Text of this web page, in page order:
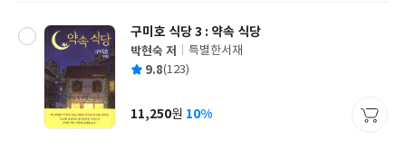
구미호 식당 3 : 약속 식당
글
쓴
박현숙 저
출
사
특별한서재
평 9.8(123)
가
11,250원 10%